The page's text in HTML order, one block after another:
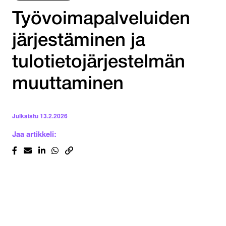
Työvoimapalveluiden
järjestäminen ja
tulotietojärjestelmän
muuttaminen
Julkaistu13.2.2026
Jaa artikkeli: